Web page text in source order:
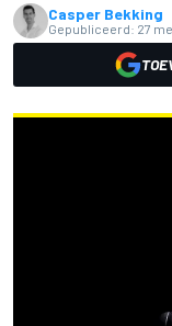
Casper Bekking
Gepubliceerd: 27